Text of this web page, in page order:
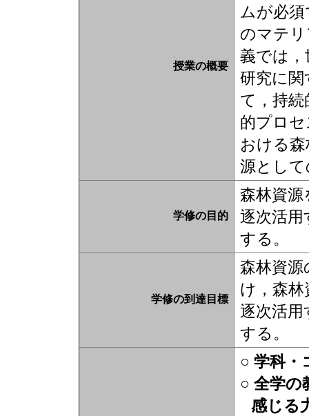
授業の概要
ムが必
のマテ
義では
研究に関
て，持
的プロ
おける
源とし
学修の目的
森林資源
逐次活
する。
学修の到達目標
森林資
け，森
逐次活
する。
○ 学科・
○ 全学の
感じる